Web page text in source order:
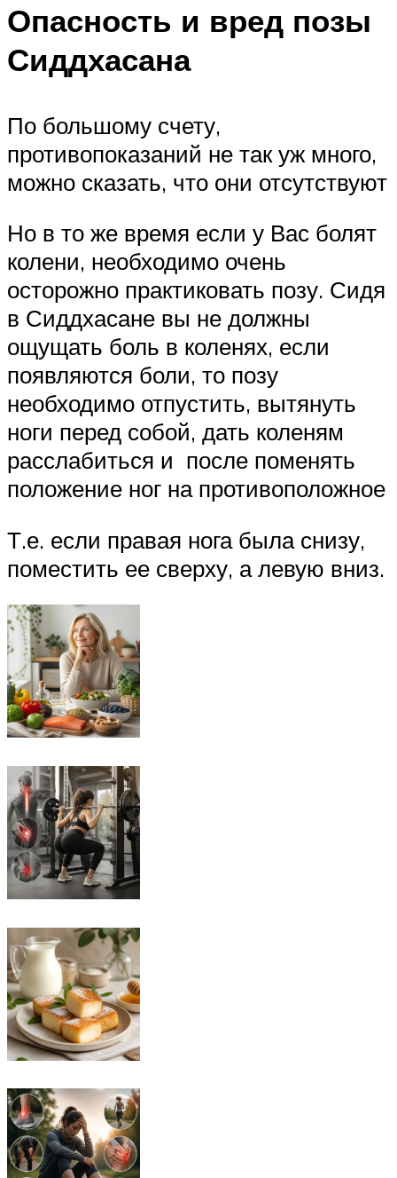
Опасность и вред позы
Сиддхасана
По большому счету,
противопоказаний не так уж много,
можно сказать, что они отсутствуют
Но в то же время если у Вас болят
колени, необходимо очень
осторожно практиковать позу. Сидя
в Сиддхасане вы не должны
ощущать боль в коленях, если
появляются боли, то позу
необходимо отпустить, вытянуть
ноги перед собой, дать коленям
расслабиться и после поменять
положение ног на противоположное
Т.е. если правая нога была снизу,
поместить ее сверху, а левую вниз.